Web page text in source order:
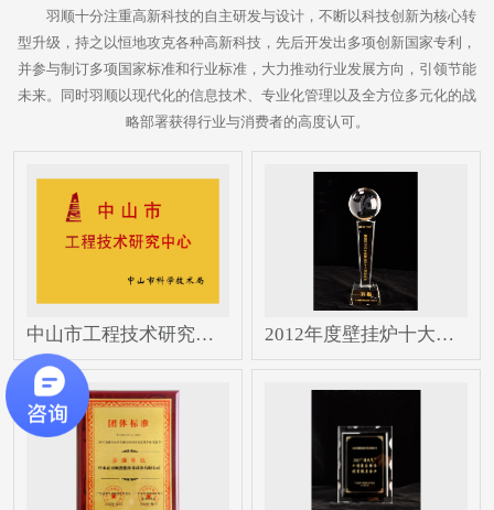
羽顺十分注重高新科技的自主研发与设计，不断以科技创新为核心转
型升级，持之以恒地攻克各种高新科技，先后开发出多项创新国家专利，
并参与制订多项国家标准和行业标准，大力推动行业发展方向，引领节能
未来。同时羽顺以现代化的信息技术、专业化管理以及全方位多元化的战
略部署获得行业与消费者的高度认可。
中山市工程技术研究中心 2012年度壁挂炉十大创新品牌